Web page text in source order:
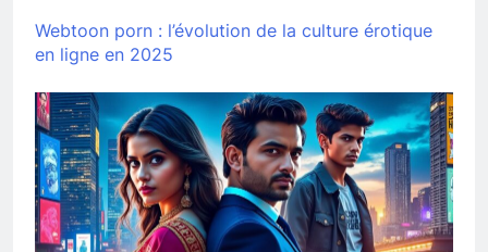
Webtoon porn : l’évolution de la culture érotique
en ligne en 2025